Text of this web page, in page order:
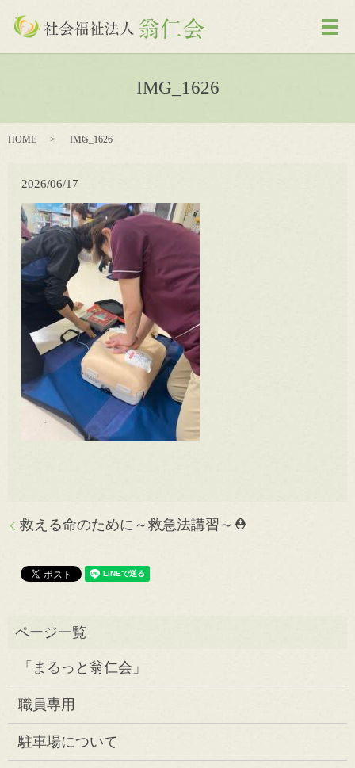
メ
IMG_1626
HOME IMG_1626
2026/06/17
救える命のために～救急法講習～⛑️
「まるっと翁仁会」
職員専用
駐車場について